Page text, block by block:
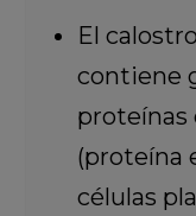
El
contiene
proteínas
(proteína
células